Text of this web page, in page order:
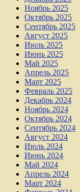
Ноябрь 2025
Октябрь 2025
Сентябрь 2025
Август 2025
Июль 2025
Июнь 2025
Май 2025
Апрель 2025
Март 2025
Февраль 2025
Декабрь 2024
Ноябрь 2024
Октябрь 2024
Сентябрь 2024
Август 2024
Июль 2024
Июнь 2024
Май 2024
Апрель 2024
Март 2024